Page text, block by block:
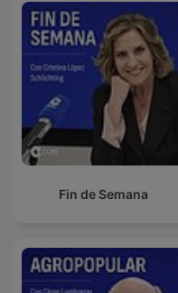
Fin de Semana